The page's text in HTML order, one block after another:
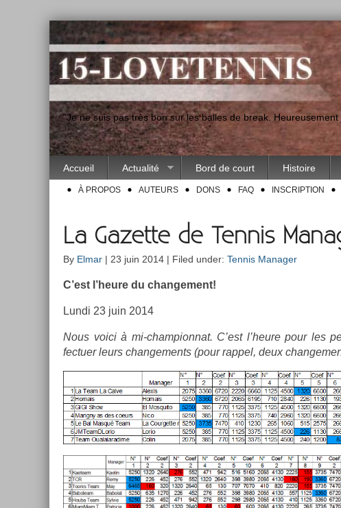
"Je ne suis pas très bon sur les balles de break.
Accueil Actualité Bord de court Histoire
À PROPOS AUTEURS DONS FAQ INSCRIPTION
La Gazette de Tennis
By Elmar | 23 juin 2014 | Filed under: Tennis Manager
C’est l’heure du chan­ge­ment!
Lundi 23 juin 2014
Nous voici à mi-championnat. C’est l’heure pour les
fectu­er leurs chan­ge­ments (pour rap­pel, deux